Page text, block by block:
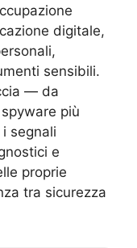
digitale,
sensibili.
— da
più
segnali
e
proprie
tra sicurezza